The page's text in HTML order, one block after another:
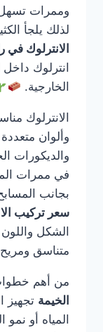
وممرات تسهل
لذلك يلجأ
الانترلوك
انترلوك
الخارجية.
الانترلوك
وألوان
والديكورات
في ممرات
بجانب
سعر تركيب
الشكل
متناسق
من أهم
الخيمة تجهيز
المياه أو